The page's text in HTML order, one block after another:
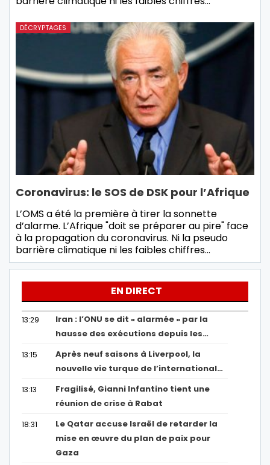
DÉCRYPTAGES
Coronavirus: le SOS de DSK pour l’Afrique
L’OMS a été la première à tirer la sonnette
d’alarme. L’Afrique "doit se préparer au pire" face
à la propagation du coronavirus. Ni la pseudo
barrière climatique ni les faibles chiffres…
EN DIRECT
13:29
Iran : l’ONU se dit « alarmée » par la
hausse des exécutions depuis les…
13:15
Après neuf saisons à Liverpool, la
nouvelle vie turque de l’international…
13:13
Fragilisé, Gianni Infantino tient une
réunion de crise à Rabat
18:31
Le Qatar accuse Israël de retarder la
mise en œuvre du plan de paix pour
Gaza